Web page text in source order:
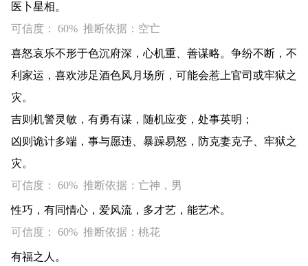
医卜星相。
可信度： 60% 推断依据：空亡
喜怒哀乐不形于色沉府深，心机重、善谋略。争纷不断，不
利家运，喜欢涉足酒色风月场所，可能会惹上官司或牢狱之
灾。
吉则机警灵敏，有勇有谋，随机应变，处事英明；
凶则诡计多端，事与愿违、暴躁易怒，防克妻克子、牢狱之
灾。
可信度： 60% 推断依据：亡神，男
性巧，有同情心，爱风流，多才艺，能艺术。
可信度： 60% 推断依据：桃花
有福之人。